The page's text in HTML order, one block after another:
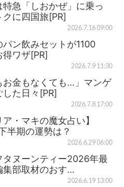
特急「しおかぜ」に乗っ
クに四国旅[PR]
2026.7.16 09:00
パン飲みセットが1100
得ワザ[PR]
2026.7.9 11:30
お金もなくても…」マンゲ
した日々[PR]
2026.7.8 17:00
ア・マキの魔女占い】
半期の運勢は？
2026.6.29 06:00
タヌーンティー2026年最
集部取材のおす…
2026.6.19 13:00